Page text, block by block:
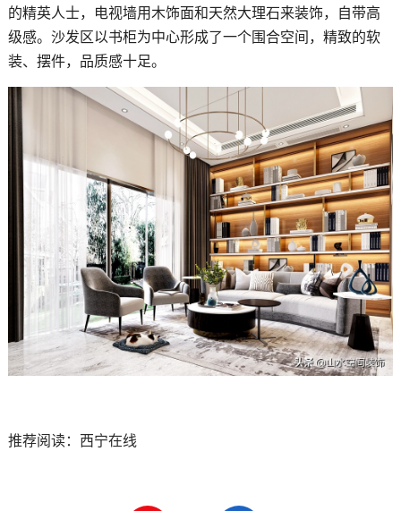
的精英人士，电视墙用木饰面和天然大理石来装饰，自带高
级感。沙发区以书柜为中心形成了一个围合空间，精致的软
装、摆件，品质感十足。
推荐阅读： 西宁在线